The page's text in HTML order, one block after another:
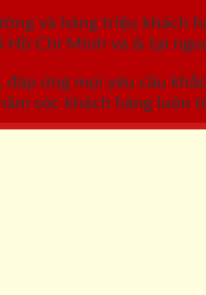
và hàng triệu khách
Chí Minh và & tại
ứng mọi yêu cầu
sóc khách hàng luôn